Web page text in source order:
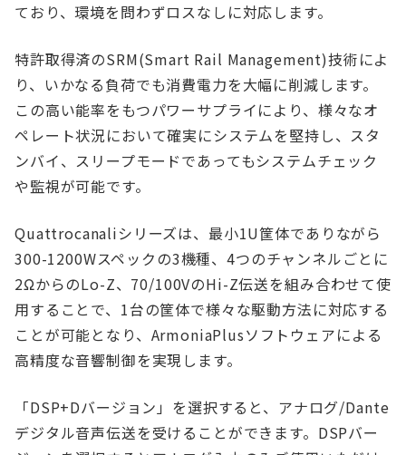
ており、環境を問わずロスなしに対応します。
特許取得済のSRM(Smart Rail Management)技術によ
り、いかなる負荷でも消費電力を大幅に削減します。
この高い能率をもつパワーサプライにより、様々なオ
ペレート状況において確実にシステムを堅持し、スタ
ンバイ、スリープモードであってもシステムチェック
や監視が可能です。
Quattrocanaliシリーズは、最小1U筐体でありながら
300-1200Wスペックの3機種、4つのチャンネルごとに
2ΩからのLo-Z、70/100VのHi-Z伝送を組み合わせて使
用することで、1台の筐体で様々な駆動方法に対応する
ことが可能となり、ArmoniaPlusソフトウェアによる
高精度な音響制御を実現します。
「DSP+Dバージョン」を選択すると、アナログ/Dante
デジタル音声伝送を受けることができます。DSPバー